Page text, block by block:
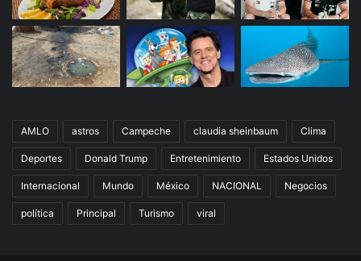
AMLO astros Campeche claudia sheinbaum Clima
Deportes Donald Trump Entretenimiento Estados Unidos
Internacional Mundo México NACIONAL Negocios
política Principal Turismo viral